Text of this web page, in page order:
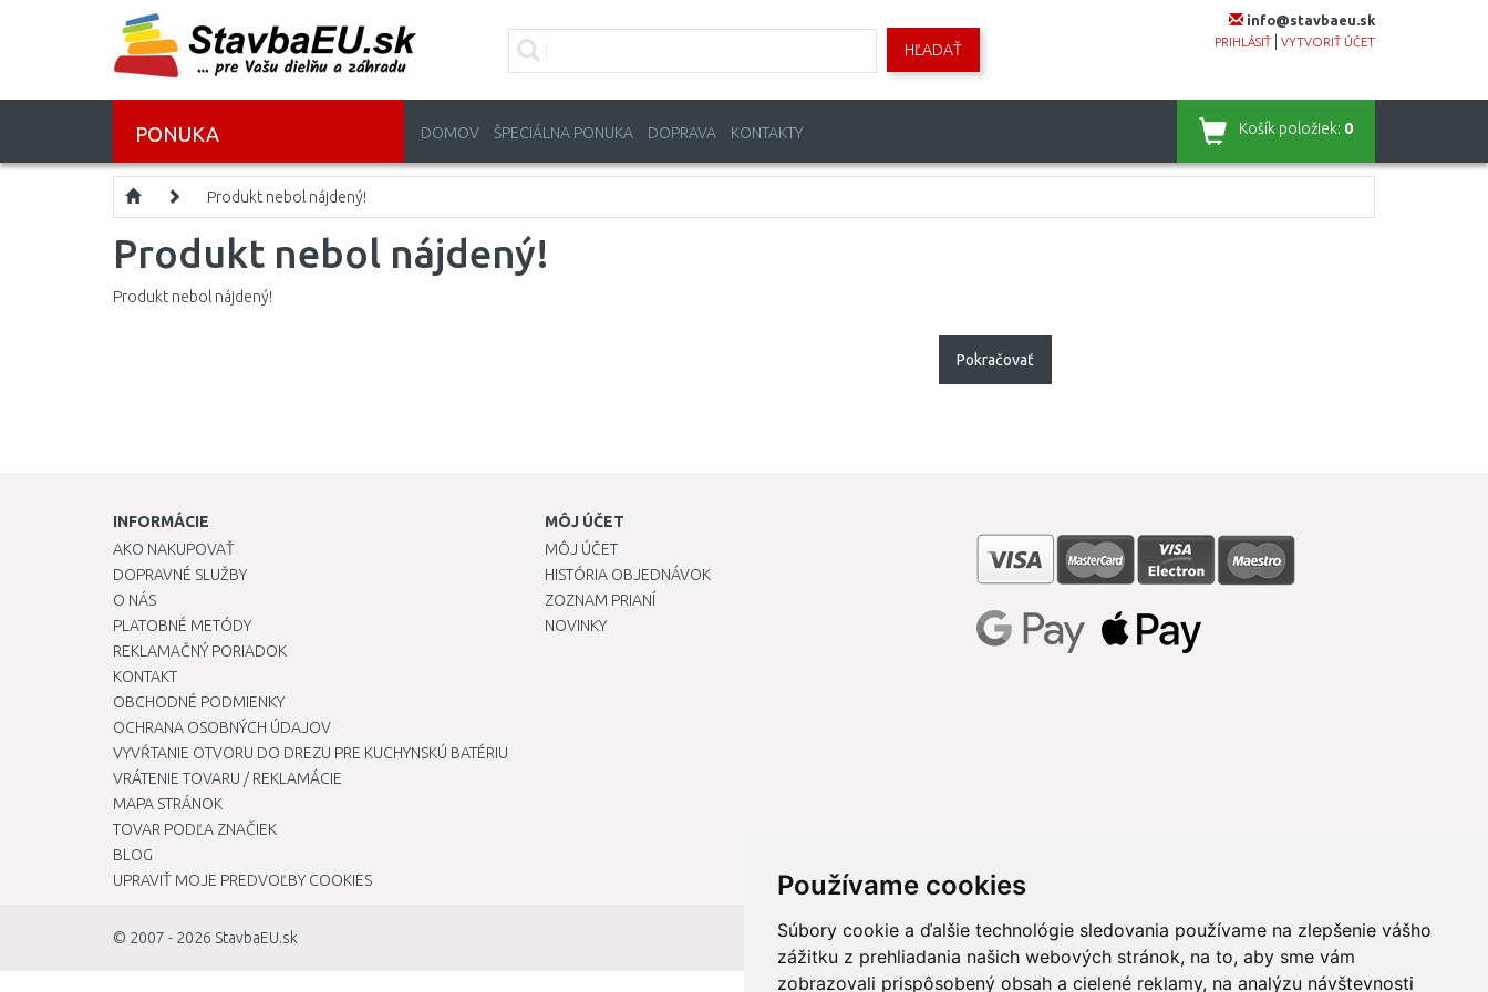
Používame cookies
Súbory cookie a ďalšie technológie sledovania používame na zlepšenie vášho
zážitku z prehliadania našich webových stránok, na to, aby sme vám
zobrazovali prispôsobený obsah a cielené reklamy, na analýzu návštevnosti
info@stavbaeu.sk
PRIHLÁSIŤ VYTVORIŤ ÚČET
HĽADAŤ
PONUKA DOMOV ŠPECIÁLNA PONUKA DOPRAVA KONTAKTY Košík položiek: 0
Produkt nebol nájdený!
Produkt nebol nájdený!
Produkt nebol nájdený!
Pokračovať
INFORMÁCIE
AKO NAKUPOVAŤ
DOPRAVNÉ SLUŽBY
O NÁS
PLATOBNÉ METÓDY
REKLAMAČNÝ PORIADOK
KONTAKT
OBCHODNÉ PODMIENKY
OCHRANA OSOBNÝCH ÚDAJOV
VYVŔTANIE OTVORU DO DREZU PRE KUCHYNSKÚ BATÉRIU
VRÁTENIE TOVARU / REKLAMÁCIE
MAPA STRÁNOK
TOVAR PODĽA ZNAČIEK
BLOG
UPRAVIŤ MOJE PREDVOĽBY COOKIES
MÔJ ÚČET
MÔJ ÚČET
HISTÓRIA OBJEDNÁVOK
ZOZNAM PRIANÍ
NOVINKY
© 2007 - 2026 StavbaEU.sk